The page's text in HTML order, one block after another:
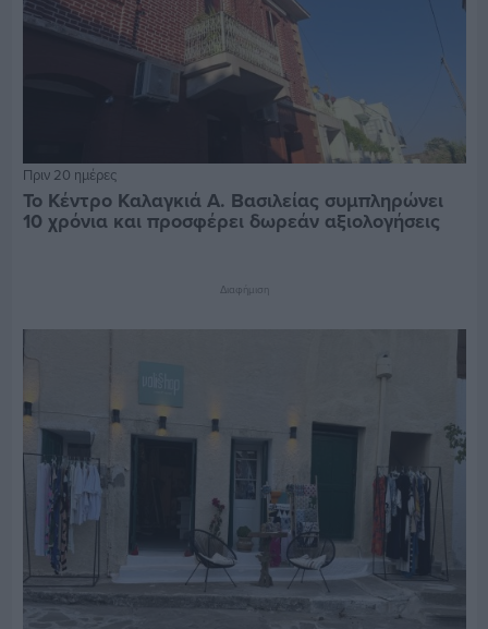
Πριν 20 ημέρες
Το Κέντρο Καλαγκιά Α. Βασιλείας συμπληρώνει
10 χρόνια και προσφέρει δωρεάν αξιολογήσεις
Διαφήμιση